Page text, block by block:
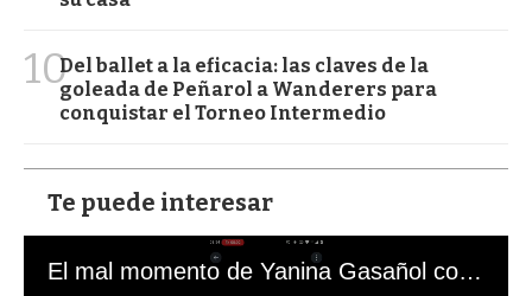
10Del ballet a la eficacia: las claves de la
goleada de Peñarol a Wanderers para
conquistar el Torneo Intermedio
Te puede interesar
El mal momento de Yanina Gasañol con un hincha argentino en "Subrayado"